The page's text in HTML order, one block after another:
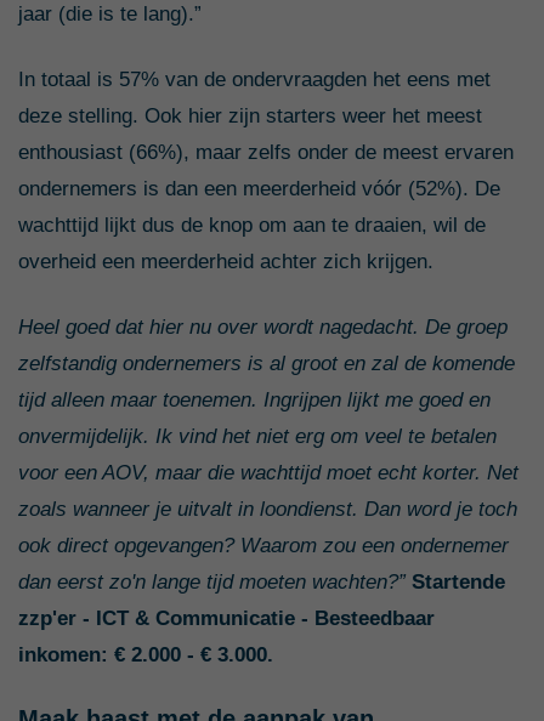
jaar (die is te lang).”
In totaal is 57% van de ondervraagden het eens met
deze stelling. Ook hier zijn starters weer het meest
enthousiast (66%), maar zelfs onder de meest ervaren
ondernemers is dan een meerderheid vóór (52%). De
wachttijd lijkt dus de knop om aan te draaien, wil de
overheid een meerderheid achter zich krijgen.
Heel goed dat hier nu over wordt nagedacht. De groep
zelfstandig ondernemers is al groot en zal de komende
tijd alleen maar toenemen. Ingrijpen lijkt me goed en
onvermijdelijk. Ik vind het niet erg om veel te betalen
voor een AOV, maar die wachttijd moet echt korter. Net
zoals wanneer je uitvalt in loondienst. Dan word je toch
ook direct opgevangen? Waarom zou een ondernemer
dan eerst zo'n lange tijd moeten wachten?” Startende
zzp'er - ICT & Communicatie - Besteedbaar
inkomen: € 2.000 - € 3.000.